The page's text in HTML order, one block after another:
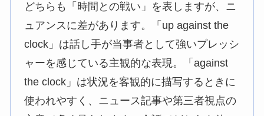
どちらも「時間との戦い」を表しますが、ニ
ュアンスに差があります。「up against the
clock」は話し手が当事者として強いプレッシ
ャーを感じている主観的な表現。「against
the clock」は状況を客観的に描写するときに
使われやすく、ニュース記事や第三者視点の